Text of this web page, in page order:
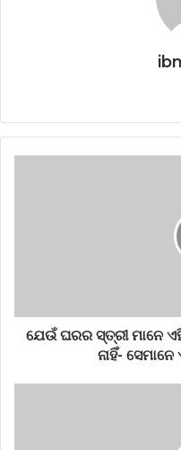
ଯେଉଁ ଘରର ସ୍ତ୍ରୀ ମାନେ
ନାହିଁ-